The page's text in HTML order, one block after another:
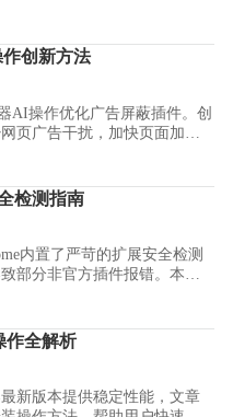
创新方法
AI操作优化广告屏蔽插件。创
页广告干扰，加快页面加
检测指南
内置了严苛的扩展安全检测
部分非官方插件报错。本指
作全解析
新版本提供稳定性能，文章